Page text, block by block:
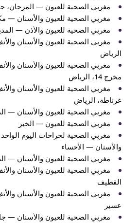
مغربي الصحية للعيون — المرجان،
مغربي الصحية للعيون والأسنان —
مغربي الصحية للعيون والأذن —
مغربي الصحية للعيون والأسنان
الرياض
مغربي الصحية للعيون والأسنان
مخرج 14، الرياض
مغربي الصحية للعيون والأسنان
غرناطة، الرياض
مغربي الصحية للعيون والأسنان —
مغربي الصحية للعيون — الخبر
مغربي الصحية لجراحات اليوم الواحد
والأسنان — الأحساء
مغربي الصحية للعيون والأسنان —
مغربي الصحية للعيون والأسنان
القطيف
مغربي الصحية للعيون والأسنان
عسير
مغربي الصحية للعيون والأسنان —